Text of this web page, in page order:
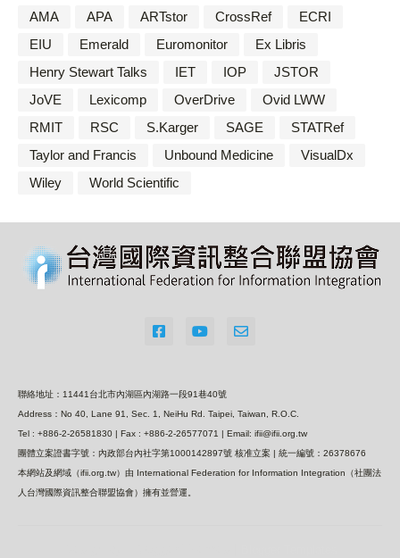
AMA APA ARTstor CrossRef
ECRI
EIU
Emerald Euromonitor
Ex Libris
Henry Stewart Talks
IET IOP
JSTOR
JoVE
Lexicomp OverDrive
Ovid LWW
RMIT
RSC S.Karger SAGE
STATRef
Taylor and Francis
Unbound Medicine
VisualDx
Wiley
World Scientific
聯絡地址：11441台北市內湖區內湖路一段91巷40號
Address：No 40, Lane 91, Sec. 1, NeiHu Rd. Taipei, Taiwan, R.O.C.
Tel : +886-2-26581830 | Fax : +886-2-26577071 | Email: ifii@ifii.org.tw
團體立案證書字號：內政部台內社字第1000142897號 核准立案 | 統一編號：26378676
本網站及網域（ifii.org.tw）由 International Federation for Information Integration（社團法
人台灣國際資訊整合聯盟協會）擁有並營運。